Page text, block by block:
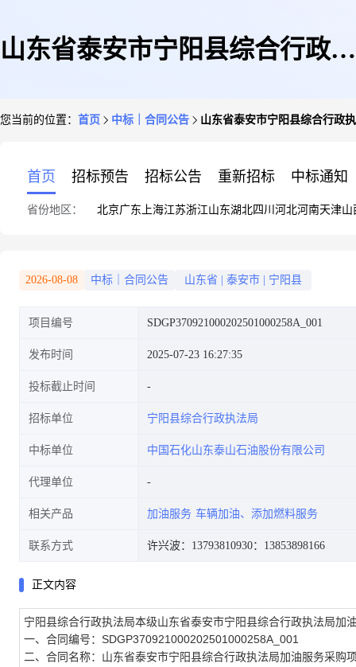
山东省泰安市宁阳县综合行政执
您当前的位置： 首页 中标｜合同公告 山东省泰安市宁阳县综合行政
首页 招标预告 招标公告 重新招标 中标通知
省份地区： 北京广东 上海江苏浙江山东湖北四川 河北河南天津山
2026-08-08 中标｜合同公告 山东省 泰安市 宁阳县
项目编号 SDGP370921000202501000258A_001
发布时间 2025-07-23 16:27:35
投标截止时间
招标单位 宁阳县综合行政执法局
中标单位 中国石化山东泰山石油股份有限公司
代理单位
相关产品 加油服务 车辆加油、添加燃料服务
联系方式 许兴波：13793810930：13853898166
正文内容
宁阳县综合行政执法局本级山东省泰安市宁阳县综合行政执法局加
一、合同编号：SDGP370921000202501000258A_001
二、合同名称：山东省泰安市宁阳县综合行政执法局加油服务采购